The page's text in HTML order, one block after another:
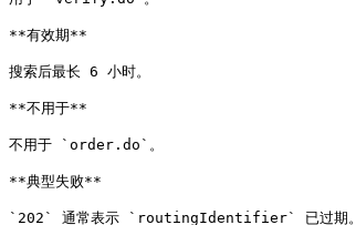
**有效期**
搜索后最长 6 小时。
**不用于**
不用于 `order.do`。
**典型失败**
`202` 通常表示 `routingIdentifier` 已过期。